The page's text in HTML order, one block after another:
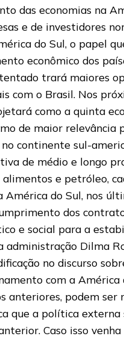
das economias na
e de investidores
do Sul, o papel
econômico dos
trará maiores
com o Brasil. Nos
como a quinta
de maior relevância
no continente sul-
de médio e longo
e petróleo,
do Sul, nos
dos
e social para a
administração Dilma
no discurso
com a América
anteriores, podem
que a política
Caso isso